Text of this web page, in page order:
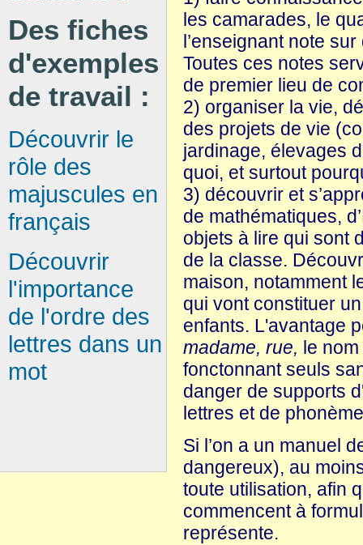
les camarades, le
l’enseignant note
Toutes ces notes
de premier lieu de
2) organiser la vie,
des projets de vie
jardinage, élevages
quoi, et surtout
3) découvrir et
de mathématiques,
objets à lire qui sont
de la classe.
maison, notamment
qui vont constituer
enfants. L'avantage
madame, rue, le
fonctonnant seuls
danger de supports
lettres et de
Si l’on a un manuel
dangereux), au
toute utilisation, afin
commencent à
représente.
Des fiches
d'exemples
de travail :
Découvrir le
rôle des
majuscules en
français
Découvrir
l'importance
de l'ordre des
lettres dans un
mot